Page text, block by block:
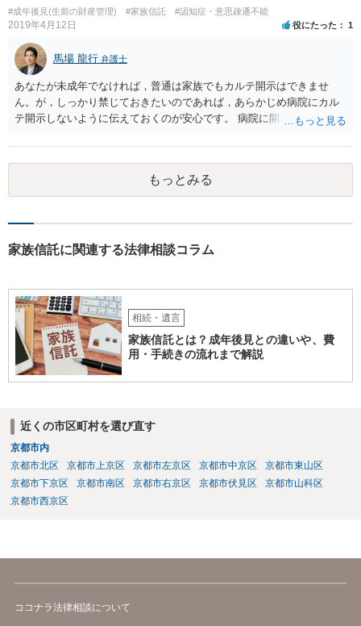
#成年後見(生前の財産管理) #家族信託 #認知症・意思疎通不能
2019年4月12日 役にたった 1
馬場 龍行 弁護士
あなたが未成年でなければ，普通は家族でもカルテ開示はできませ
ん。が，しっかり禁じておきたいのであれば，あらかじめ病院にカル
テ開示しないように伝えておくのが安心です。 病院に開示しないよう
可能性は低いのでコストパフォーマンスとしてはどうかなという感じ
がします。
もっとみる
家族信託に関連する法律相談コラム
相続・遺言
家族信託とは？成年後見との違いや、費
用・手続きの流れまで解説
近くの市区町村を選び直す
京都市内
京都市北区
京都市上京区 京都市左京区 京都市中京区
京都市東山区
京都市下京区
京都市南区 京都市右京区 京都市伏見区
京都市山科区
京都市西京区
ココナラ法律相談について